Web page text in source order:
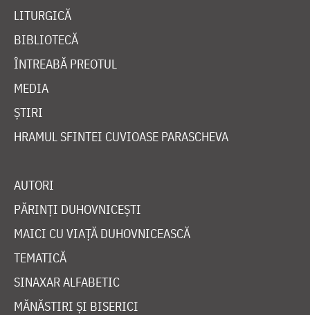
LITURGICĂ
BIBLIOTECĂ
ÎNTREABĂ PREOTUL
MEDIA
ȘTIRI
HRAMUL SFINTEI CUVIOASE PARASCHEVA
AUTORI
PĂRINȚI DUHOVNICEȘTI
MAICI CU VIAȚĂ DUHOVNICEASCĂ
TEMATICĂ
SINAXAR ALFABETIC
MĂNĂSTIRI ȘI BISERICI